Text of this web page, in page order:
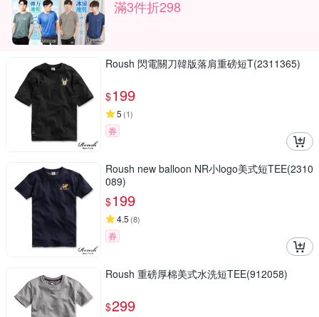
滿3件折298
Roush 閃電關刀韓版落肩重磅短T(2311365)
$199
5 (1)
券
Roush new balloon NR小logo美式短TEE(2310
089)
$199
4.5 (8)
券
Roush 重磅厚棉美式水洗短TEE(912058)
$299